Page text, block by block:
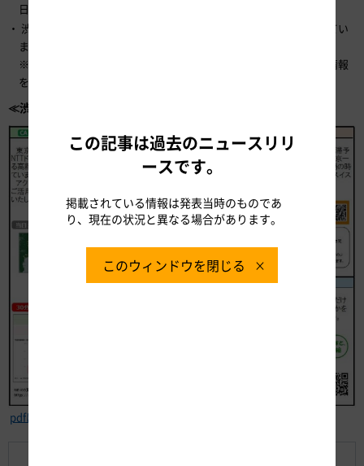
日本道路交通情報センター（
渋滞予測ガイド（渋滞予測情報の冊子）を休憩施設などで配布してい
ます。
※渋滞予測ガイドでは12月27日（金）～1月5日（日）の渋滞予測情報
を掲載しております。
≪渋滞予測情報の提供に関する新たな取り組み≫
pdfはこちら
この記事は過去のニュースリリ
ースです。
掲載されている情報は発表当時のものであ
り、現在の状況と異なる場合があります。
このウィンドウを閉じる